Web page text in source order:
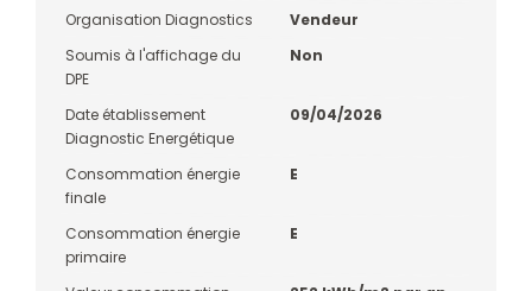
Organisation Diagnostics
Vendeur
Soumis à l'affichage du
DPE
Non
Date établissement
Diagnostic Energétique
09/04/2026
Consommation énergie
finale
E
Consommation énergie
primaire
E